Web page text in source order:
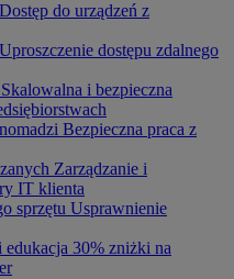
Dostęp do urządzeń z
Uproszczenie dostępu zdalnego
Skalowalna i bezpieczna
Bezpieczna praca z
Zarządzanie i
IT klienta
sprzętu Usprawnienie
edukacja 30% zniżki na